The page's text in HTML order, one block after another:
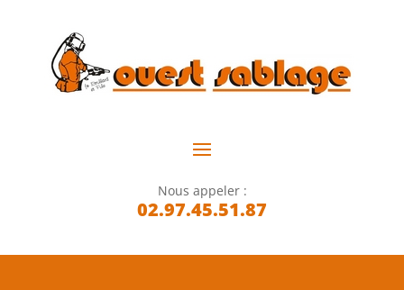
Nous appeler :
02.97.45.51.87